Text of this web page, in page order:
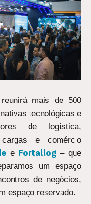
mais de 500
tecnológicas e
de logística,
e comércio
e Fortallog – que
um espaço
de negócios,
espaço reservado.